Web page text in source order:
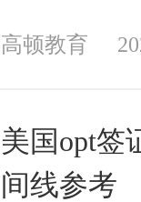
高顿教育
美国opt签
间线参考